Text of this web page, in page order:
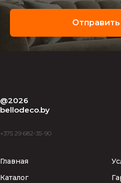
Отправить
@2026
bellodeco.by
+375 29 682-35-90
Главная
Каталог